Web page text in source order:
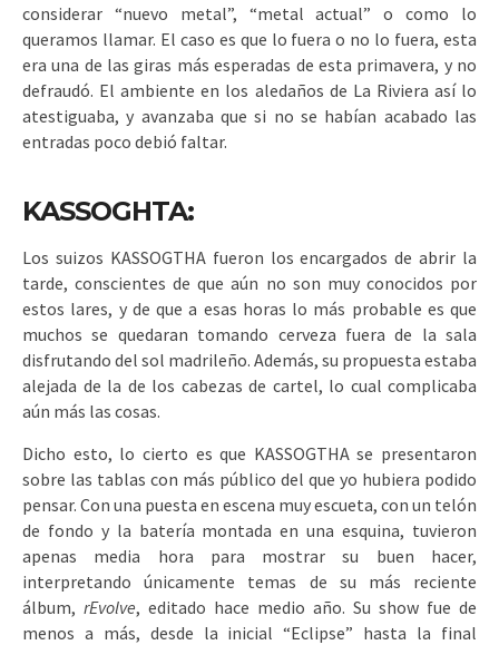
considerar “nuevo metal”, “metal actual” o como lo
queramos llamar. El caso es que lo fuera o no lo fuera, esta
era una de las giras más esperadas de esta primavera, y no
defraudó. El ambiente en los aledaños de La Riviera así lo
atestiguaba, y avanzaba que si no se habían acabado las
entradas poco debió faltar.
KASSOGHTA:
Los suizos KASSOGTHA fueron los encargados de abrir la
tarde, conscientes de que aún no son muy conocidos por
estos lares, y de que a esas horas lo más probable es que
muchos se quedaran tomando cerveza fuera de la sala
disfrutando del sol madrileño. Además, su propuesta estaba
alejada de la de los cabezas de cartel, lo cual complicaba
aún más las cosas.
Dicho esto, lo cierto es que KASSOGTHA se presentaron
sobre las tablas con más público del que yo hubiera podido
pensar. Con una puesta en escena muy escueta, con un telón
de fondo y la batería montada en una esquina, tuvieron
apenas media hora para mostrar su buen hacer,
interpretando únicamente temas de su más reciente
álbum, rEvolve, editado hace medio año. Su show fue de
menos a más, desde la inicial “Eclipse” hasta la final